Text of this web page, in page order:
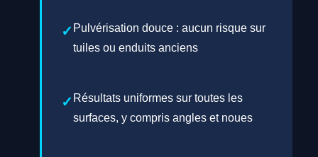
Pulvérisation douce : aucun risque sur
tuiles ou enduits anciens
Résultats uniformes sur toutes les
surfaces, y compris angles et noues